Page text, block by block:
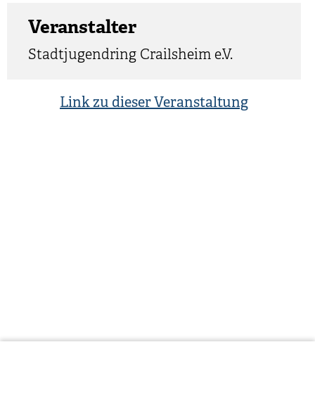
Veranstalter
Stadtjugendring Crailsheim e.V.
Link zu dieser Veranstaltung